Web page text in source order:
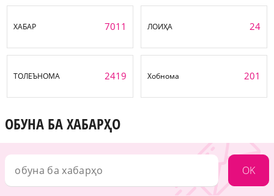
ХАБАР 7011 ЛОИҲА 24
ТОЛЕЪНОМА 2419 Хобнома 201
ОБУНА БА ХАБАРҲО
OK